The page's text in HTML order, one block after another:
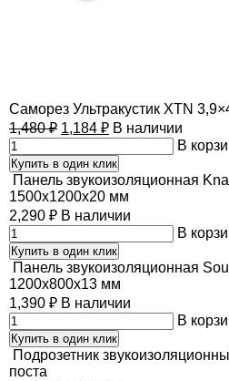
Саморез Ультракустик XTN
1,480₽ 1,184 ₽ В наличии
В
Купить в один клик
Панель звукоизоляционная
1500х1200х20 мм
2,290 ₽ В наличии
В
Купить в один клик
Панель звукоизоляционная
1200х800х13 мм
1,390 ₽ В наличии
В
Купить в один клик
Подрозетник
поста